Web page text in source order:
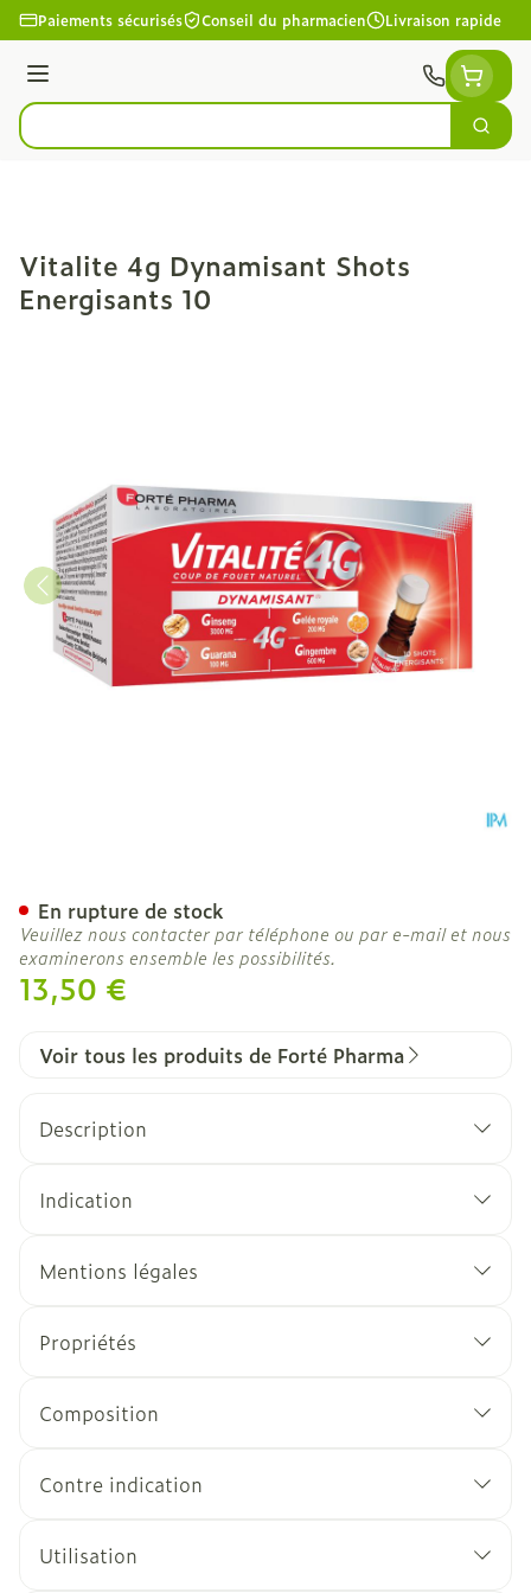
Aller au contenu
Paiements sécurisés Conseil du pharmacien Livraison rapide
Menu
Rechercher
Vitalite 4g Dynamisant Shots
Energisants 10
13,50 €
En rupture de stock
Veuillez nous contacter par téléphone ou par e-mail et nous
examinerons ensemble les possibilités.
Voir tous les produits de Forté Pharma
Description
Indication
Mentions légales
Propriétés
Composition
Contre indication
Utilisation